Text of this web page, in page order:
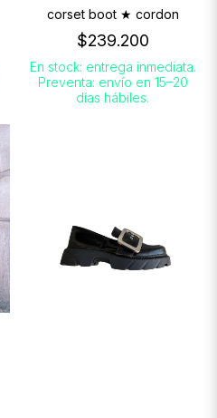
corset boot ★ cordon
$239.200
En stock: entrega inmediata.
Preventa: envío en 15–20
días hábiles.